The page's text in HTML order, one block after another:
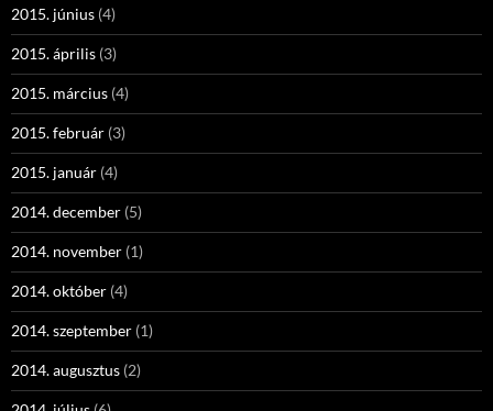
2015. június (4)
2015. április (3)
2015. március (4)
2015. február (3)
2015. január (4)
2014. december (5)
2014. november (1)
2014. október (4)
2014. szeptember (1)
2014. augusztus (2)